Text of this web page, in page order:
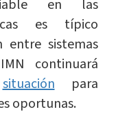
en las
es típico
entre sistemas
continuará
situaciónpara
oportunas.